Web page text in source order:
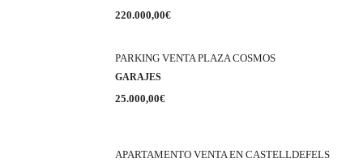
220.000,00€
PARKING VENTA PLAZA COSMOS
GARAJES
25.000,00€
APARTAMENTO VENTA EN CASTELLDEFELS